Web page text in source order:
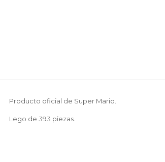
Producto oficial de Super Mario.
Lego de 393 piezas.